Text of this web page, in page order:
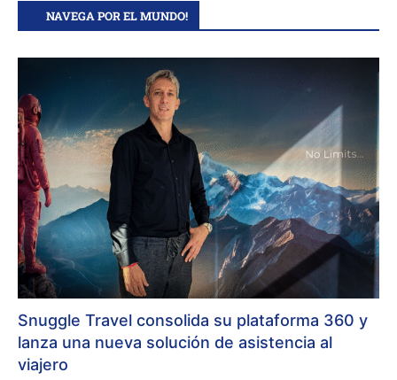
NAVEGA POR EL MUNDO!
Snuggle Travel consolida su plataforma 360 y
lanza una nueva solución de asistencia al
viajero